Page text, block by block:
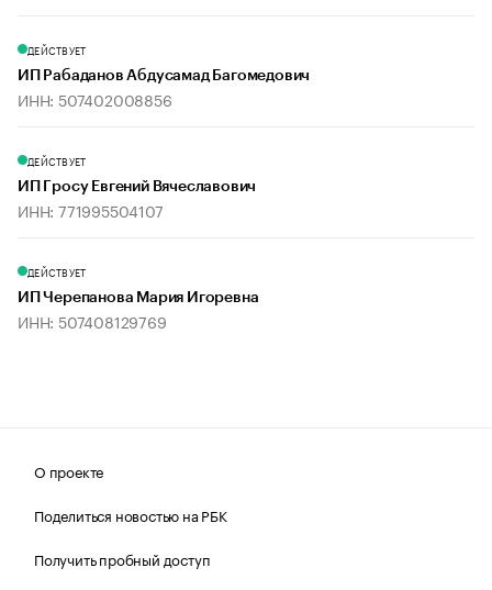
ДЕЙСТВУЕТ
ИП Рабаданов Абдусамад Багомедович
ИНН: 507402008856
ДЕЙСТВУЕТ
ИП Гросу Евгений Вячеславович
ИНН: 771995504107
ДЕЙСТВУЕТ
ИП Черепанова Мария Игоревна
ИНН: 507408129769
О проекте
Поделиться новостью на РБК
Получить пробный доступ